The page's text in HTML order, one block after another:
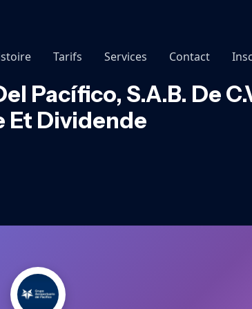
Tarifs Services Contact
Pacífico, S.A.B. De
Et Dividende